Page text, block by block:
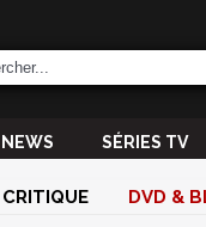
NEWS SÉRIES TV
CRITIQUE DVD &